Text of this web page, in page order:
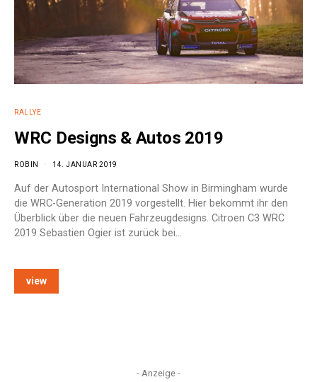
RALLYE
WRC Designs & Autos 2019
ROBIN 14. JANUAR 2019
Auf der Autosport International Show in Birmingham wurde
die WRC-Generation 2019 vorgestellt. Hier bekommt ihr den
Überblick über die neuen Fahrzeugdesigns. Citroen C3 WRC
2019 Sebastien Ogier ist zurück bei…
view
- Anzeige -